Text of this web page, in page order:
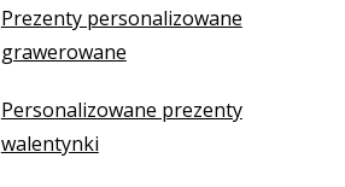
Prezenty personalizowane
grawerowane
Personalizowane prezenty
walentynki